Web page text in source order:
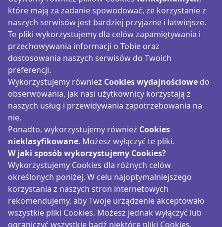
które mają za zadanie spowodować, że korzystanie z
naszych serwisów jest bardziej przyjazne i łatwiejsze.
Te pliki wykorzystujemy dla celów zapamiętywania i
przechowywania informacji o Tobie oraz
dostosowania naszych serwisów do Twoich
preferencji.
Wykorzystujemy również Cookies wydajnościowe do
obserwowania, jak nasi użytkownicy korzystają z
naszych usług i przewidywania zapotrzebowania na
nie.
Ponadto, wykorzystujemy również Cookies
nieklasyfikowane. Możesz wyłączyć te pliki.
W jaki sposób wykorzystujemy Cookies?
Wykorzystujemy Cookies dla różnych celów
określonych poniżej. W celu najoptymalniejszego
korzystania z naszych stron internetowych
rekomendujemy, aby Twoje urządzenie akceptowało
wszystkie pliki Cookies. Możesz jednak wyłączyć lub
ograniczyć wszystkie bądź niektóre pliki Cookies.